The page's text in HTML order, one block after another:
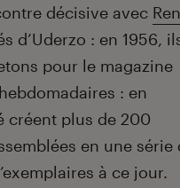
décisive avec
d’Uderzo : en 1956,
pour le magazine
: en
créent plus de 200
en une série
à ce jour.